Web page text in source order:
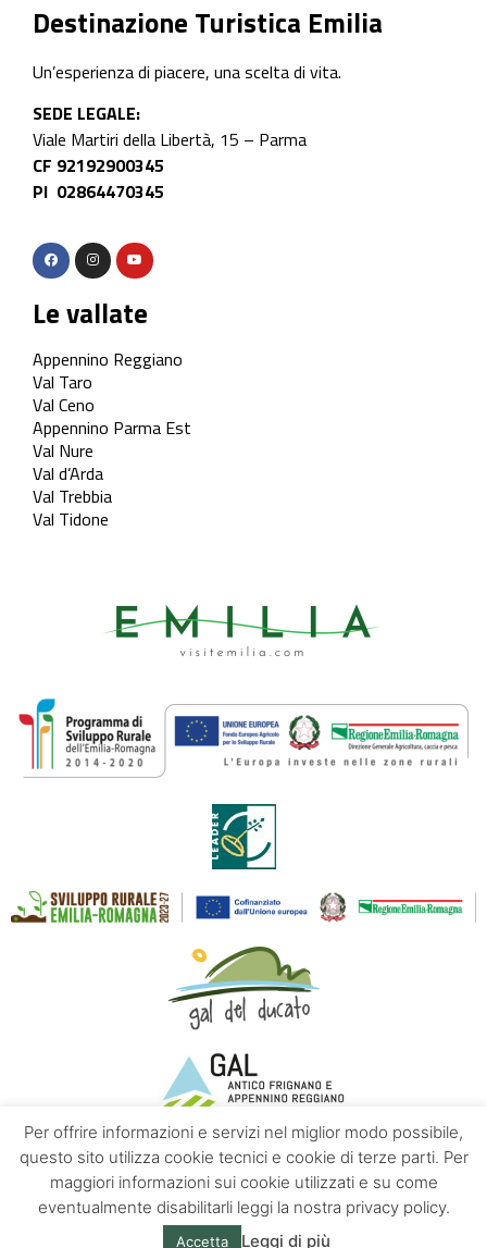
Destinazione Turistica Emilia
Un’esperienza di piacere, una scelta di vita.
SEDE LEGALE:
Viale Martiri della Libertà, 15 – Parma
CF 92192900345
PI 02864470345
Le vallate
Appennino Reggiano
Val Taro
Val Ceno
Appennino Parma Est
Val Nure
Val d’Arda
Val Trebbia
Val Tidone
Contatti Chi siamo Privacy policy
Per offrire informazioni e servizi nel miglior modo possibile,
questo sito utilizza cookie tecnici e cookie di terze parti. Per
maggiori informazioni sui cookie utilizzati e su come
eventualmente disabilitarli leggi la nostra privacy policy.
Accetta Leggi di più